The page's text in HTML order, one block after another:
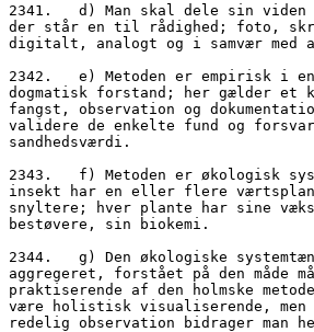
2341.   d) Man skal dele sin viden
der står en til rådighed; foto,
digitalt, analogt og i samvær med
2342.   e) Metoden er empirisk i
dogmatisk forstand; her gælder et
fangst, observation og
validere de enkelte fund og
sandhedsværdi.
2343.   f) Metoden er økologisk
insekt har en eller flere
snyltere; hver plante har sine
bestøvere, sin biokemi.
2344.   g) Den økologiske
aggregeret, forstået på den måde
praktiserende af den holmske
være holistisk visualiserende, men
redelig observation bidrager man